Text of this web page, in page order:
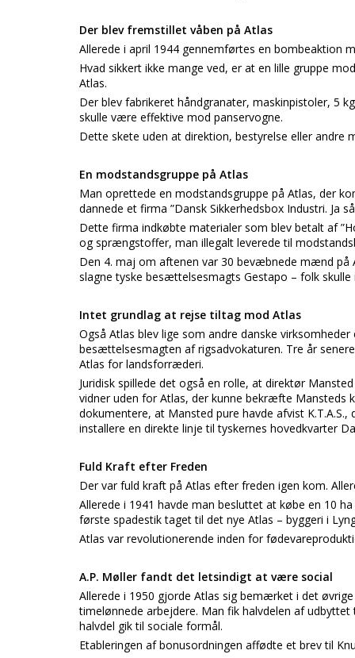
Der blev fremstillet våben på Atlas
Allerede i april 1944 gennemførtes en bombeaktion
Hvad sikkert ikke mange ved, er at en lille gruppe
Atlas.
Der blev fabrikeret håndgranater, maskinpistoler, 5
skulle være effektive mod panservogne.
Dette skete uden at direktion, bestyrelse eller
En modstandsgruppe på Atlas
Man oprettede en modstandsgruppe på Atlas, der
dannede et firma ”Dansk Sikkerhedsbox Industri. Ja
Dette firma indkøbte materialer som blev betalt af
og sprængstoffer, man illegalt leverede til
Den 4. maj om aftenen var 30 bevæbnede mænd på
slagne tyske besættelsesmagts Gestapo – folk
Intet grundlag at rejse tiltag mod Atlas
Også Atlas blev lige som andre danske
besættelsesmagten af rigsadvokaturen. Tre år
Atlas for landsforræderi.
Juridisk spillede det også en rolle, at direktør
vidner uden for Atlas, der kunne bekræfte Mansteds
dokumentere, at Mansted pure havde afvist
installere en direkte linje til tyskernes hovedkvarter
Fuld Kraft efter Freden
Der var fuld kraft på Atlas efter freden igen kom.
Allerede i 1941 havde man besluttet at købe en 10
første spadestik taget til det nye Atlas – byggeri i
Atlas var revolutionerende inden for
A.P. Møller fandt det letsindigt at være social
Allerede i 1950 gjorde Atlas sig bemærket i det
timelønnede arbejdere. Man fik halvdelen af
halvdel gik til sociale formål.
Etableringen af bonusordningen affødte et brev til